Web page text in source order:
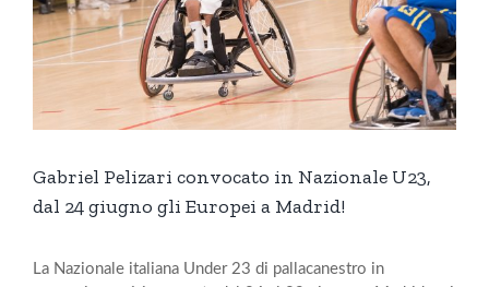
Gabriel Pelizari convocato in Nazionale U23,
dal 24 giugno gli Europei a Madrid!
La Nazionale italiana Under 23 di pallacanestro in